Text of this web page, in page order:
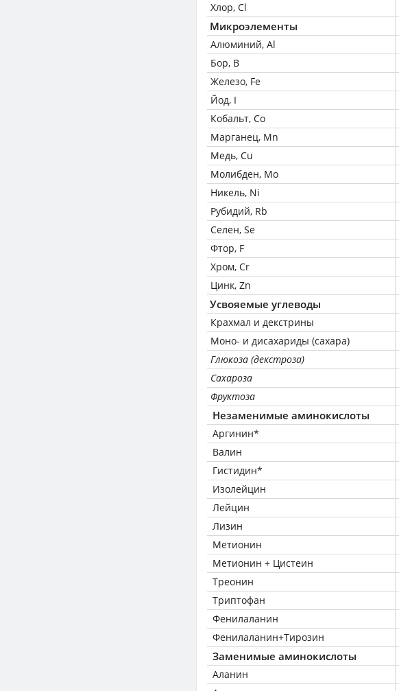
Хлор, Cl
Микроэлементы
Алюминий, Al
Бор, B
Железо, Fe
Йод, I
Кобальт, Co
Марганец, Mn
Медь, Cu
Молибден, Mo
Никель, Ni
Рубидий, Rb
Селен, Se
Фтор, F
Хром, Cr
Цинк, Zn
Усвояемые углеводы
Крахмал и декстрины
Моно- и дисахариды (сахара)
Глюкоза (декстроза)
Сахароза
Фруктоза
Незаменимые аминокислоты
Аргинин*
Валин
Гистидин*
Изолейцин
Лейцин
Лизин
Метионин
Метионин + Цистеин
Треонин
Триптофан
Фенилаланин
Фенилаланин+Тирозин
Заменимые аминокислоты
Аланин